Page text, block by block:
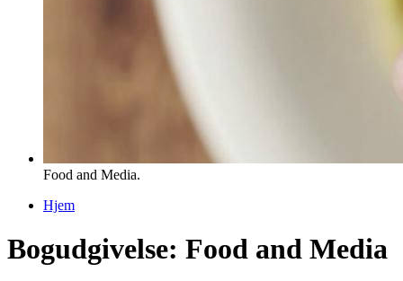
Food and Media.
Hjem
Bogudgivelse: Food and Media